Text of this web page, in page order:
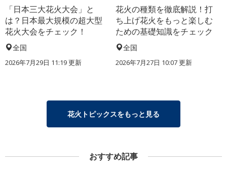
「日本三大花火大会」と
は？日本最大規模の超大型
花火大会をチェック！
全国
2026年7月29日 11:19 更新
花火の種類を徹底解説！打
ち上げ花火をもっと楽しむ
ための基礎知識をチェック
全国
2026年7月27日 10:07 更新
花火トピックスをもっと見る
おすすめ記事